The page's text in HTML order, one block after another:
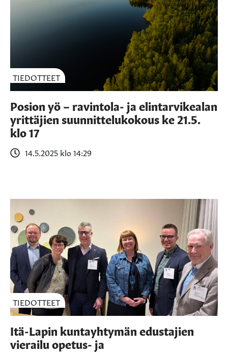
TIEDOTTEET
Posion yö – ravintola- ja elintarvikealan
yrittäjien suunnittelukokous ke 21.5.
klo 17
14.5.2025 klo 14:29
TIEDOTTEET
Itä-Lapin kuntayhtymän edustajien
vierailu opetus- ja